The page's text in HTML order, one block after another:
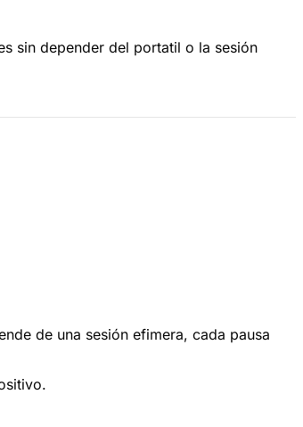
sin depender del portatil o la sesión
de una sesión efimera, cada pausa